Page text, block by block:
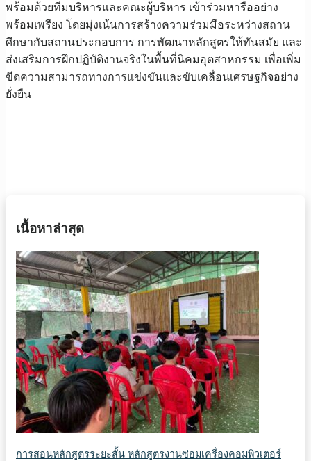
พร้อมด้วยทีมบริหารและคณะผู้บริหาร เข้าร่วมหารืออย่าง
พร้อมเพรียง โดยมุ่งเน้นการสร้างความร่วมมือระหว่างสถาน
ศึกษากับสถานประกอบการ การพัฒนาหลักสูตรให้ทันสมัย และ
ส่งเสริมการฝึกปฏิบัติงานจริงในพื้นที่นิคมอุตสาหกรรม เพื่อเพิ่ม
ขีดความสามารถทางการแข่งขันและขับเคลื่อนเศรษฐกิจอย่าง
ยั่งยืน
เนื้อหาล่าสุด
การสอนหลักสูตรระยะสั้น หลักสูตรงานซ่อมเครื่องคอมพิวเตอร์